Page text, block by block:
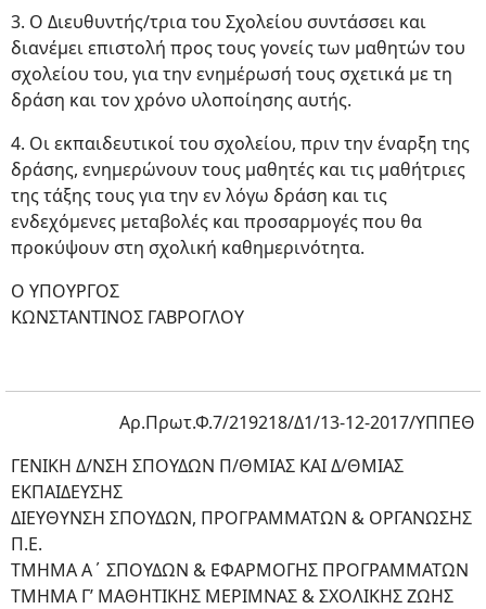
3. Ο Διευθυντής/τρια του Σχολείου συντάσσει και
διανέμει επιστολή προς τους γονείς των μαθητών του
σχολείου του, για την ενημέρωσή τους σχετικά με τη
δράση και τον χρόνο υλοποίησης αυτής.
4. Οι εκπαιδευτικοί του σχολείου, πριν την έναρξη της
δράσης, ενημερώνουν τους μαθητές και τις μαθήτριες
της τάξης τους για την εν λόγω δράση και τις
ενδεχόμενες μεταβολές και προσαρμογές που θα
προκύψουν στη σχολική καθημερινότητα.
Ο ΥΠΟΥΡΓΟΣ
ΚΩΝΣΤΑΝΤΙΝΟΣ ΓΑΒΡΟΓΛΟΥ
Αρ.Πρωτ.Φ.7/219218/Δ1/13-12-2017/ΥΠΠΕΘ
ΓΕΝΙΚΗ Δ/ΝΣΗ ΣΠΟΥΔΩΝ Π/ΘΜΙΑΣ ΚΑΙ Δ/ΘΜΙΑΣ
ΕΚΠΑΙΔΕΥΣΗΣ
ΔΙΕΥΘΥΝΣΗ ΣΠΟΥΔΩΝ, ΠΡΟΓΡΑΜΜΑΤΩΝ & ΟΡΓΑΝΩΣΗΣ
Π.Ε.
ΤΜΗΜΑ Α΄ ΣΠΟΥΔΩΝ & ΕΦΑΡΜΟΓΗΣ ΠΡΟΓΡΑΜΜΑΤΩΝ
ΤΜΗΜΑ Γ’ ΜΑΘΗΤΙΚΗΣ ΜΕΡΙΜΝΑΣ & ΣΧΟΛΙΚΗΣ ΖΩΗΣ